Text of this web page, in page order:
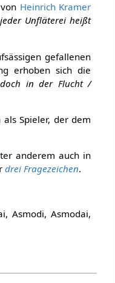
Heinrich Kramer
Unfläterei heißt
gefallenen
erhoben sich die
in der Flucht /
als Spieler, der dem
anderem auch in
drei Fragezeichen.
Asmodi, Asmodai,